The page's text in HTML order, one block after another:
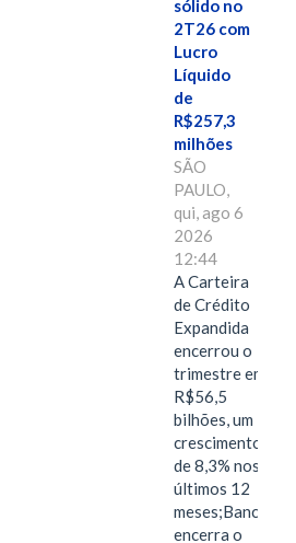
sólido no
2T26 com
Lucro
Líquido
de
R$257,3
milhões
SÃO
PAULO,
qui, ago 6
2026
12:44
A Carteira
de Crédito
Expandida
encerrou o
trimestre em
R$56,5
bilhões, um
crescimento
de 8,3% nos
últimos 12
meses;Banco
encerra o